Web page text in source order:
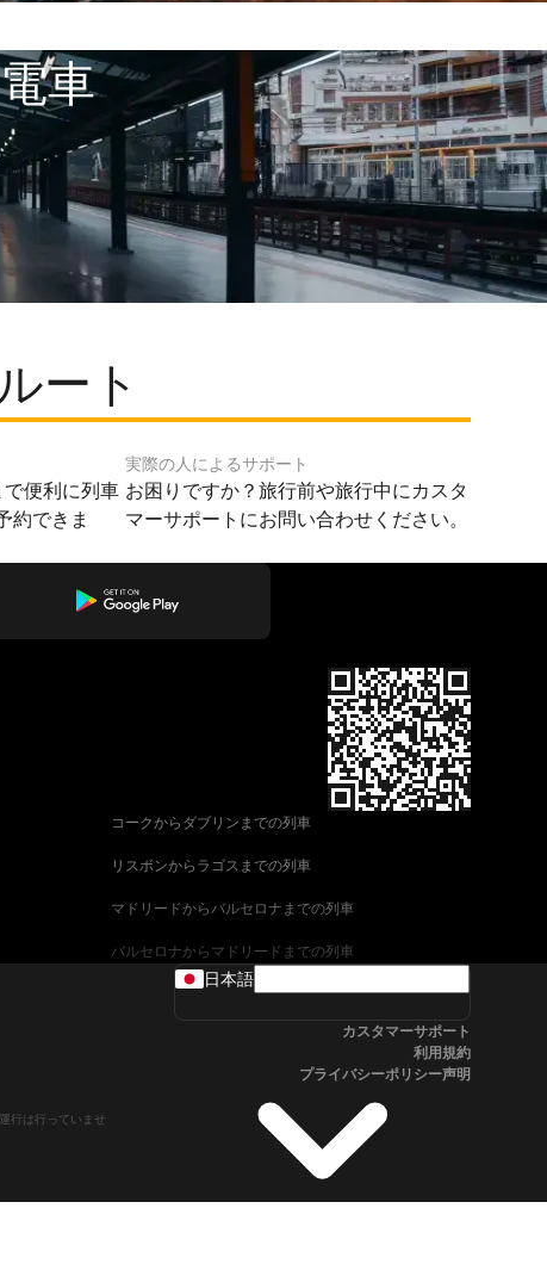
車
ート
便利に列車
約できま
実際の人によるサポート
お困りですか？旅行前や旅行中にカスタ
マーサポートにお問い合わせください。
コークからダブリンまでの列車
リスボンからラゴスまでの列車
マドリードからバルセロナまでの列車
バルセロナからマドリードまでの列車
ヴェネツィアからローマまでの列車
ウィーンからザルツブルクまでの列車
アリカンテからマドリードまでの列車
フィレンツェからヴェネツィアまでの列車
ローマからフィレンツェまでの列車
行は行っていませ
日本語
カスタマーサポート
利用規約
プライバシーポリシー声明